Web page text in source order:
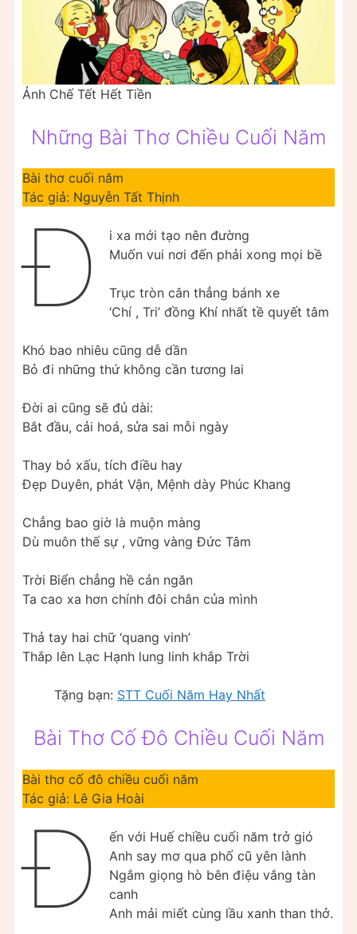
Ảnh Chế Tết Hết Tiền
Những Bài Thơ Chiều Cuối Năm
Bài thơ cuối năm
Tác giả: Nguyễn Tất Thịnh
Đ
i xa mới tạo nên đường
Muốn vui nơi đến phải xong mọi bề
Trục tròn cân thẳng bánh xe
‘Chí , Tri’ đồng Khí nhất tề quyết tâm
Khó bao nhiêu cũng dễ dần
Bỏ đi những thứ không cần tương lai
Đời ai cũng sẽ đủ dài:
Bắt đầu, cải hoá, sửa sai mỗi ngày
Thay bỏ xấu, tích điều hay
Đẹp Duyên, phát Vận, Mệnh dày Phúc Khang
Chẳng bao giờ là muộn màng
Dù muôn thế sự , vững vàng Đức Tâm
Trời Biển chẳng hề cản ngăn
Ta cao xa hơn chính đôi chân của mình
Thả tay hai chữ ‘quang vinh’
Thắp lên Lạc Hạnh lung linh khắp Trời
Tặng bạn: STT Cuối Năm Hay Nhất
Bài Thơ Cố Đô Chiều Cuối Năm
Bài thơ cố đô chiều cuối năm
Tác giả: Lê Gia Hoài
Đ
ến với Huế chiều cuối năm trở gió
Anh say mơ qua phố cũ yên lành
Ngắm giọng hò bên điệu vắng tàn
canh
Anh mải miết cùng lầu xanh than thở.